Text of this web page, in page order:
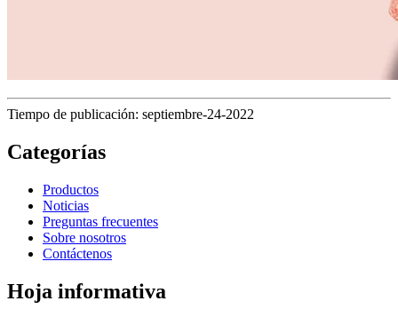
Tiempo de publicación: septiembre-24-2022
Categorías
Productos
Noticias
Preguntas frecuentes
Sobre nosotros
Contáctenos
Hoja informativa